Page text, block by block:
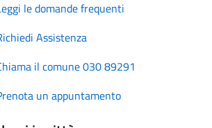
le domande frequenti
Assistenza
il comune 030 89291
un appuntamento